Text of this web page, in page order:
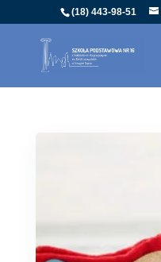
(18) 443-98-51